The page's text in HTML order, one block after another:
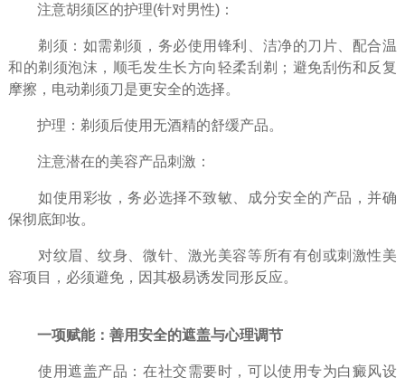
注意胡须区的护理(针对男性)：
剃须：如需剃须，务必使用锋利、洁净的刀片、配合温
和的剃须泡沫，顺毛发生长方向轻柔刮剃；避免刮伤和反复
摩擦，电动剃须刀是更安全的选择。
护理：剃须后使用无酒精的舒缓产品。
注意潜在的美容产品刺激：
如使用彩妆，务必选择不致敏、成分安全的产品，并确
保彻底卸妆。
对纹眉、纹身、微针、激光美容等所有有创或刺激性美
容项目，必须避免，因其极易诱发同形反应。
一项赋能：善用安全的遮盖与心理调节
使用遮盖产品：在社交需要时，可以使用专为白癜风设